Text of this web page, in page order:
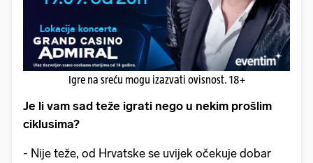
Igre na sreću mogu izazvati ovisnost. 18+
Je li vam sad teže igrati nego u nekim prošlim
ciklusima?
- Nije teže, od Hrvatske se uvijek očekuje dobar